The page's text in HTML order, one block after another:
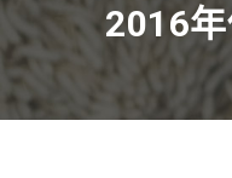
2016